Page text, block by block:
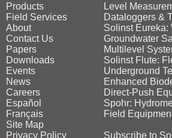
Products
Field Services
About
Contact Us
Papers
Downloads
Events
News
Careers
Español
Français
Site Map
Privacy Policy
Level
Dataloggers &
Solinst Eureka:
Groundwater
Multilevel
Solinst Flute:
Underground
Enhanced
Direct‑Push
Spohr:
Field
Subscribe to